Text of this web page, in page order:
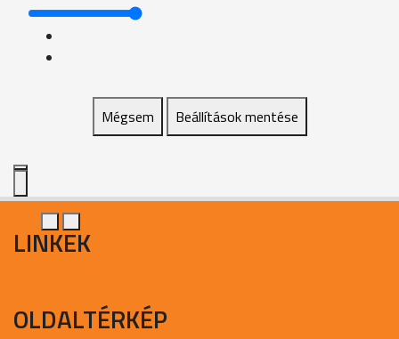
Mégsem Beállítások mentése
LINKEK
OLDALTÉRKÉP